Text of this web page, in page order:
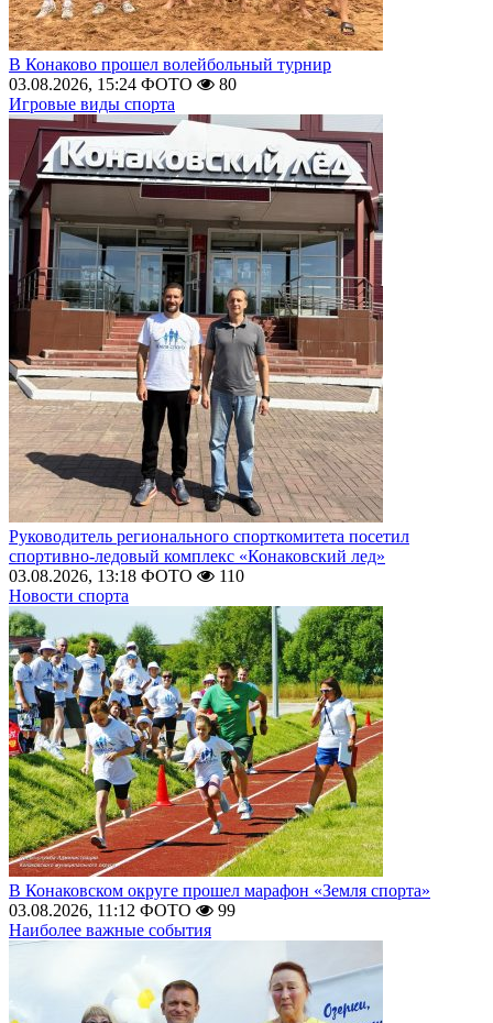
В Конаково прошел волейбольный турнир
03.08.2026, 15:24 ФОТО
80
Игровые виды спорта
Руководитель регионального спорткомитета посетил
спортивно-ледовый комплекс «Конаковский лед»
03.08.2026, 13:18 ФОТО
110
Новости спорта
В Конаковском округе прошел марафон «Земля спорта»
03.08.2026, 11:12 ФОТО
99
Наиболее важные события